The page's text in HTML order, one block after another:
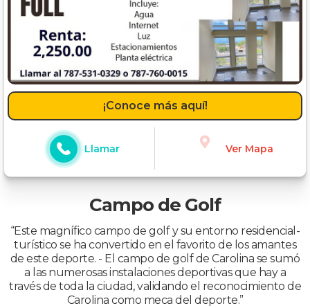
¡Conoce más aquí!
Llamar Ver Mapa
Campo de Golf
“Este magnífico campo de golf y su entorno residencial-
turístico se ha convertido en el favorito de los amantes
de este deporte. - El campo de golf de Carolina se sumó
a las numerosas instalaciones deportivas que hay a
través de toda la ciudad, validando el reconocimiento de
Carolina como meca del deporte.”